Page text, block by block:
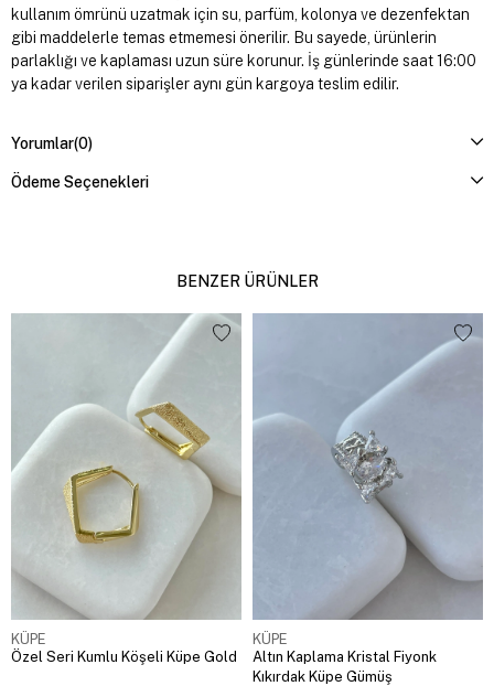
kullanım ömrünü uzatmak için su, parfüm, kolonya ve dezenfektan
gibi maddelerle temas etmemesi önerilir. Bu sayede, ürünlerin
parlaklığı ve kaplaması uzun süre korunur. İş günlerinde saat 16:00
ya kadar verilen siparişler aynı gün kargoya teslim edilir.
Yorumlar(0)
Ödeme Seçenekleri
BENZER ÜRÜNLER
KÜPE
Özel Seri Kumlu Köşeli Küpe Gold
KÜPE
Altın Kaplama Kristal Fiyonk
Kıkırdak Küpe Gümüş